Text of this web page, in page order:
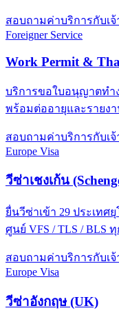
สอบถามค่าบริการกับเ
Foreigner Service
Work Permit &
บริการขอใบอนุญาตทำ
พร้อมต่ออายุและรายงา
สอบถามค่าบริการกับเ
Europe Visa
วีซ่าเชงเก้น
ยื่นวีซ่าเข้า 29 ประเทศ
ศูนย์ VFS / TLS / BLS
สอบถามค่าบริการกับเ
Europe Visa
วีซ่าอังกฤษ (UK)